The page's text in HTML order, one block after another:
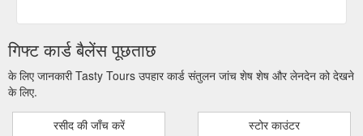
गिफ्ट कार्ड बैलेंस पूछताछ
के लिए जानकारी Tasty Tours उपहार कार्ड संतुलन जांच शेष शेष और लेनदेन को देखने
के लिए.
रसीद की जाँच करें स्टोर काउंटर